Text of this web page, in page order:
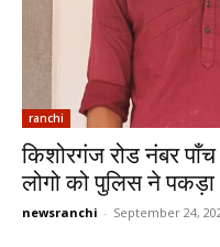
ranchi
किशोरगंज रोड नंबर
लोगो को पुलिस ने पकड़ा
newsranchi - September 24,